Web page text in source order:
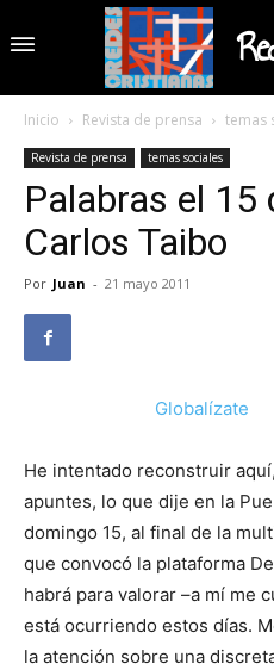
Inicio Revista de prensa temas
Revista de prensa temas sociales
Palabras el 15
Carlos Taibo
Por Juan - 21 mayo 2011
Globalízate
He intentado reconstruir
apuntes, lo que dije en la
domingo 15, al final de la
que convocó la plataforma
habrá para valorar –a mí me
está ocurriendo estos días.
la atención sobre una